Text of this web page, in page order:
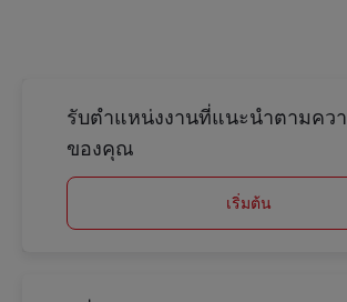
รับตำแหน่งงานที่แนะนำตามคว
ของคุณ
เริ่มต้น